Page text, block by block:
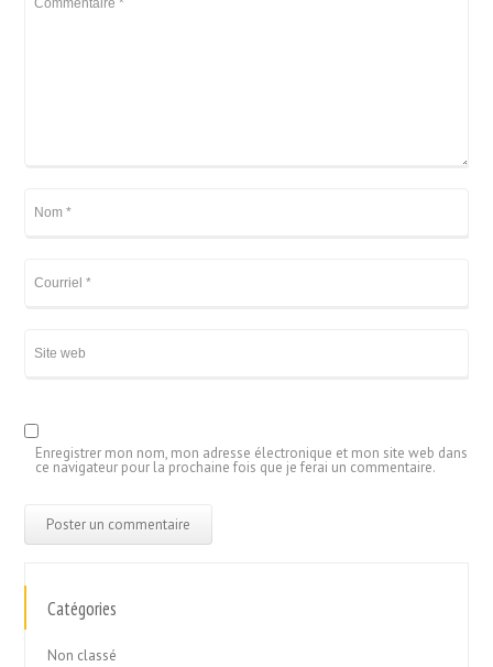
Enregistrer mon nom, mon adresse électronique et mon site web dans
ce navigateur pour la prochaine fois que je ferai un commentaire.
Catégories
Non classé